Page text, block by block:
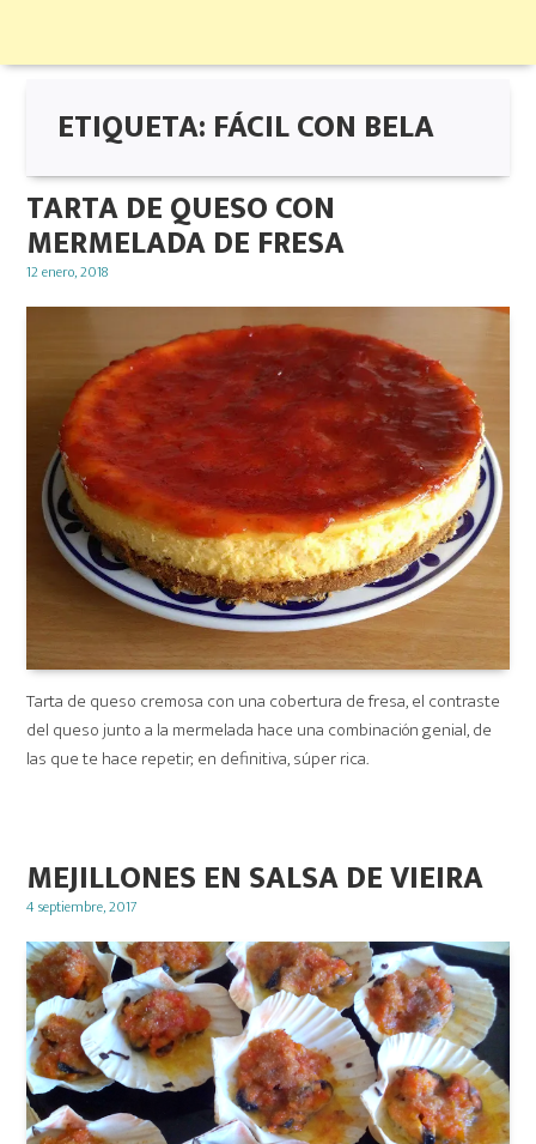
ETIQUETA: FÁCIL CON BELA
TARTA DE QUESO CON
MERMELADA DE FRESA
Posted
12 enero, 2018
Tarta de queso cremosa con una cobertura de fresa, el contraste
del queso junto a la mermelada hace una combinación genial, de
las que te hace repetir; en definitiva, súper rica.
MEJILLONES EN SALSA DE VIEIRA
Posted
4 septiembre, 2017